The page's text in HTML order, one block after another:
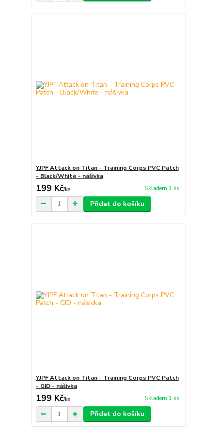
YJPF Attack on Titan - Training Corps PVC Patch
- Black/White - nášivka
199 Kč/ks Skladem 1 ks
Přidat do košíku
YJPF Attack on Titan - Training Corps PVC Patch
- GID - nášivka
199 Kč/ks Skladem 1 ks
Přidat do košíku